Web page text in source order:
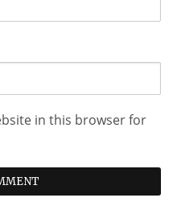
in this browser for